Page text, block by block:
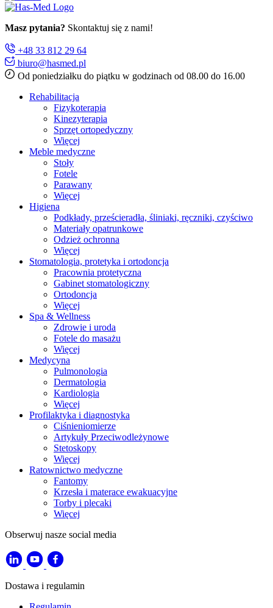
Masz pytania? Skontaktuj się z nami!
+48 33 812 29 64
biuro@hasmed.pl
Od poniedziałku do piątku w godzinach od 08.00 do 16.00
Rehabilitacja
Fizykoterapia
Kinezyterapia
Sprzęt ortopedyczny
Więcej
Meble medyczne
Stoły
Fotele
Parawany
Więcej
Higiena
Podkłady, prześcieradła, śliniaki, ręczniki, czyściwo
Materiały opatrunkowe
Odzież ochronna
Więcej
Stomatologia, protetyka i ortodoncja
Pracownia protetyczna
Gabinet stomatologiczny
Ortodoncja
Więcej
Spa & Wellness
Zdrowie i uroda
Fotele do masażu
Więcej
Medycyna
Pulmonologia
Dermatologia
Kardiologia
Więcej
Profilaktyka i diagnostyka
Ciśnieniomierze
Artykuły Przeciwodleżynowe
Stetoskopy
Więcej
Ratownictwo medyczne
Fantomy
Krzesła i materace ewakuacyjne
Torby i plecaki
Więcej
Obserwuj nasze social media
Dostawa i regulamin